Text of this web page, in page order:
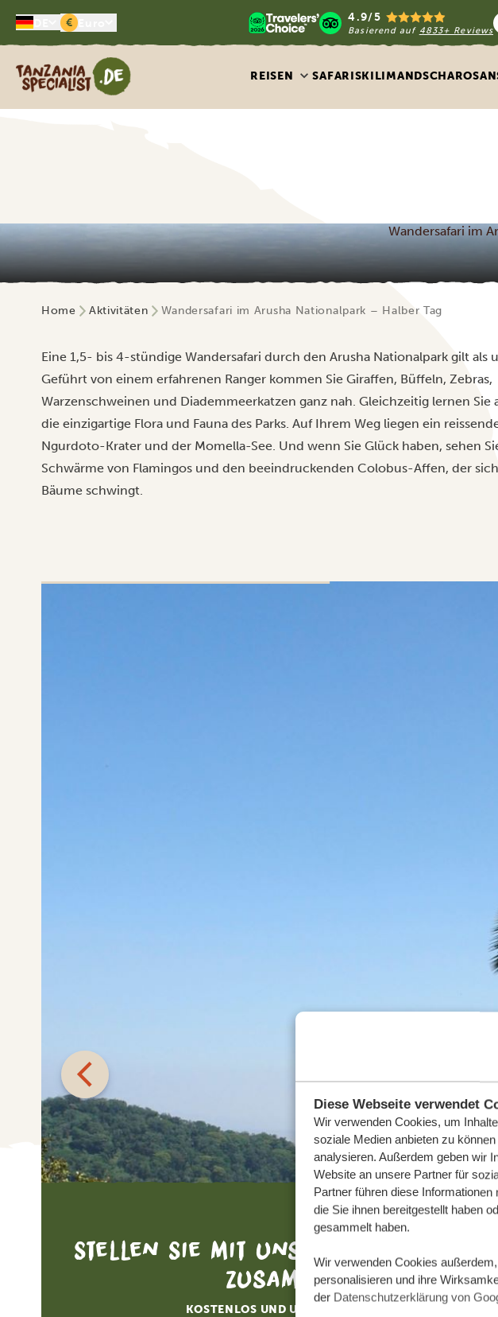
Diese Webseite verwendet
Wir verwenden Cookies, um
soziale Medien anbieten zu
analysieren. Außerdem geben wir
Website an unsere Partner für
Partner führen diese
die Sie ihnen bereitgestellt haben
gesammelt haben.
Wir verwenden Cookies
personalisieren und ihre
der Datenschutzerklärung von
€ 4.9/5
Basierend auf 4833+ Reviews
Tanzania Specialist
REISEN SAFARISKILIMANDSCHARO
Wandersafari im
Home Aktivitäten Wandersafari im Arusha Nationalpark – Halber Tag
Eine 1,5- bis 4-stündige Wandersafari durch den Arusha Nationalpark gilt als
Geführt von einem erfahrenen Ranger kommen Sie Giraffen, Büffeln, Zebras,
Warzenschweinen und Diademmeerkatzen ganz nah. Gleichzeitig lernen Sie
die einzigartige Flora und Fauna des Parks. Auf Ihrem Weg liegen ein
Ngurdoto-Krater und der Momella-See. Und wenn Sie Glück haben, sehen
Schwärme von Flamingos und den beeindruckenden Colobus-Affen, der
Bäume schwingt.
Stellen Sie mit uns Ihre Traumreise
zusammen
KOSTENLOS UND UNVERBINDLICH